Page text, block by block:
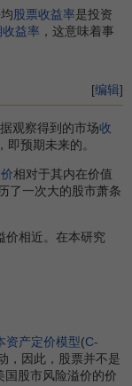
股票收益率是投资
益率 ，这意味着事
[编辑]
观察得到的市场收
预期未来的。
相对于其内在价值
了一次大的股市萧条
价相近。在本研究
资产定价模型(C-
，因此，股票并不是
股市风险溢价的价